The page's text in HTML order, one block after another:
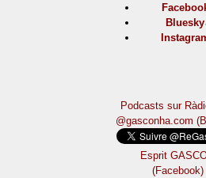
Bluesky
Podcasts sur
@gasconha.com
Esprit
(Facebook)